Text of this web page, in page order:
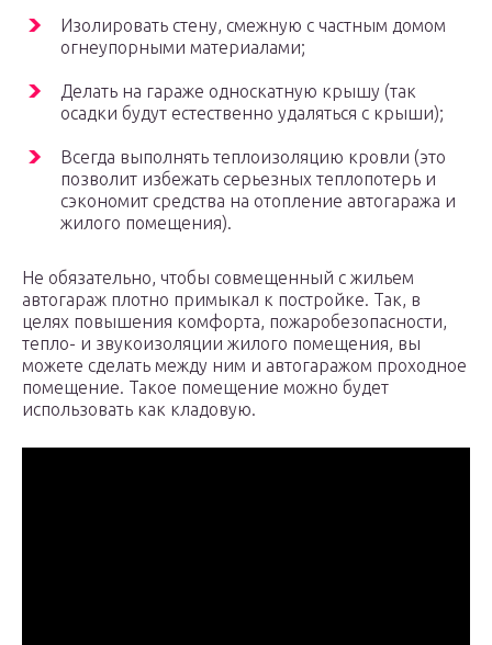
Изолировать стену, смежную с частным домом
огнеупорными материалами;
Делать на гараже односкатную крышу (так
осадки будут естественно удаляться с крыши);
Всегда выполнять теплоизоляцию кровли (это
позволит избежать серьезных теплопотерь и
сэкономит средства на отопление автогаража и
жилого помещения).
Не обязательно, чтобы совмещенный с жильем
автогараж плотно примыкал к постройке. Так, в
целях повышения комфорта, пожаробезопасности,
тепло- и звукоизоляции жилого помещения, вы
можете сделать между ним и автогаражом проходное
помещение. Такое помещение можно будет
использовать как кладовую.